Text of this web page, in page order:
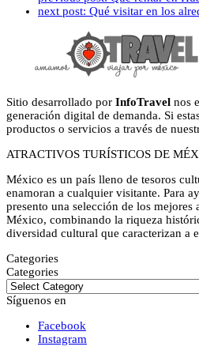
next post: Qué visitar en los
Sitio desarrollado por InfoTravel nos
generación digital de demanda. Si
productos o servicios a través de
ATRACTIVOS TURÍSTICOS DE
México es un país lleno de tesoros
enamoran a cualquier visitante. Para
presento una selección de los
México, combinando la riqueza
diversidad cultural que caracterizan a
Categories
Categories
Síguenos en
Facebook
Instagram